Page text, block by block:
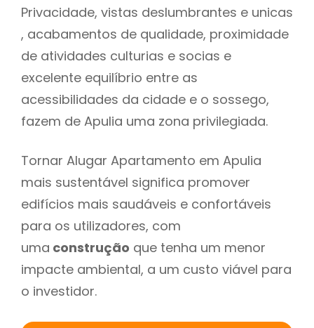
Privacidade, vistas deslumbrantes e unicas
, acabamentos de qualidade, proximidade
de atividades culturias e socias e
excelente equilíbrio entre as
acessibilidades da cidade e o sossego,
fazem de Apulia uma zona privilegiada.
Tornar Alugar Apartamento em Apulia
mais sustentável significa promover
edifícios mais saudáveis e confortáveis
para os utilizadores, com
uma construção que tenha um menor
impacte ambiental, a um custo viável para
o investidor.